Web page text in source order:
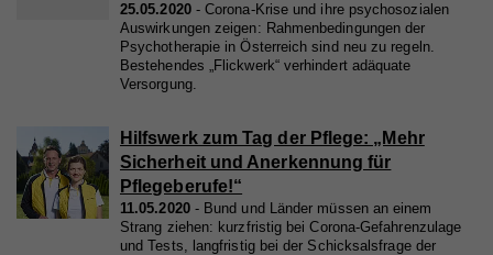
25.05.2020
Corona-Krise und ihre psychosozialen
Auswirkungen zeigen: Rahmenbedingungen der
Psychotherapie in Österreich sind neu zu regeln.
Bestehendes „Flickwerk“ verhindert adäquate
Versorgung.
Hilfswerk zum Tag der Pflege: „Mehr
Sicherheit und Anerkennung für
Pflegeberufe!“
11.05.2020
Bund und Länder müssen an einem
Strang ziehen: kurzfristig bei Corona-Gefahrenzulage
und Tests, langfristig bei der Schicksalsfrage der